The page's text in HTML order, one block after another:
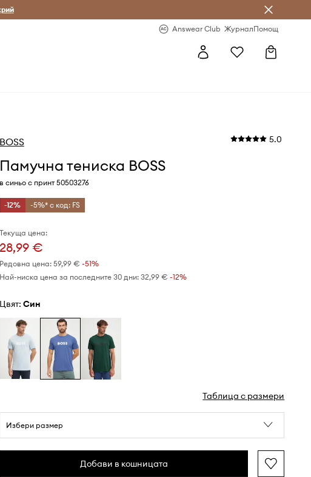
Answear Club ЖурналПомощ
BOSS 5.0
Памучна тениска BOSS
в синьо с принт 50503276
-12% -5%* с код: FS
Текуща цена:
28,99 €
Редовна цена: 59,99 € -51%
Най-ниска цена за последните 30 дни: 32,99 € -12%
Цвят: син
Таблица с размери
Избери размер
Добави в кошницата